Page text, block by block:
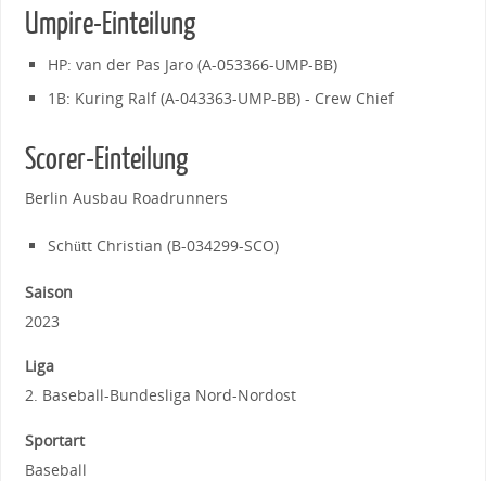
Umpire-Einteilung
HP: van der Pas Jaro (A-053366-UMP-BB)
1B: Kuring Ralf (A-043363-UMP-BB) - Crew Chief
Scorer-Einteilung
Berlin Ausbau Roadrunners
Schütt Christian (B-034299-SCO)
Saison
2023
Liga
2. Baseball-Bundesliga Nord-Nordost
Sportart
Baseball